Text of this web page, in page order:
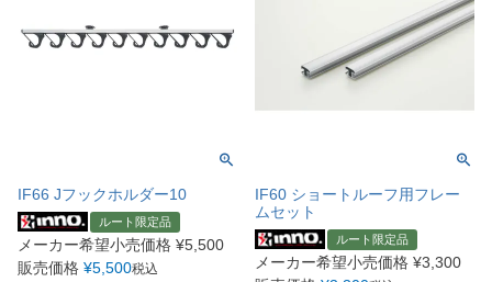
IF66 Jフックホルダー10
ルート限定品
メーカー希望小売価格 ¥5,500
販売価格 ¥5,500税込
IF60 ショートルーフ用フレー
ムセット
ルート限定品
メーカー希望小売価格 ¥3,300